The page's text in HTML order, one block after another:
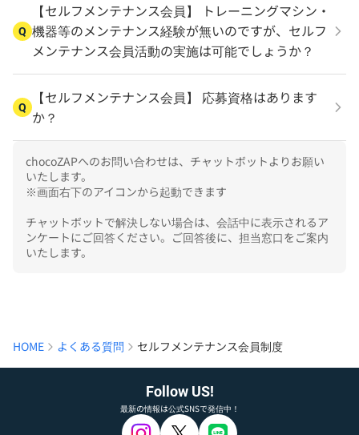
Q
【セルフメンテナンス会員】 トレーニングマシン・
機器等のメンテナンス経験が無いのですが、セルフ
メンテナンス会員活動の実施は可能でしょうか？
Q
【セルフメンテナンス会員】 応募資格はあります
か？
chocoZAPへのお問い合わせは、チャットボットよりお願い
いたします。
※画面右下のアイコンから起動できます
チャットボットで解決しない場合は、会話中に表示されるア
ンケートにご回答ください。ご回答後に、担当窓口をご案内
いたします。
HOME よくある質問 セルフメンテナンス会員制度
Follow US!
最新の情報は公式SNSで発信中！